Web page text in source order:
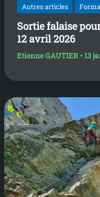
Autres articles
Sortie falaise
12 avril 2026
Etienne GAUTIER • 13